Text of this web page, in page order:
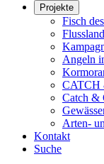
Projekte
Fisch
Angeln
Catch &
Arten-
Kontakt
Suche